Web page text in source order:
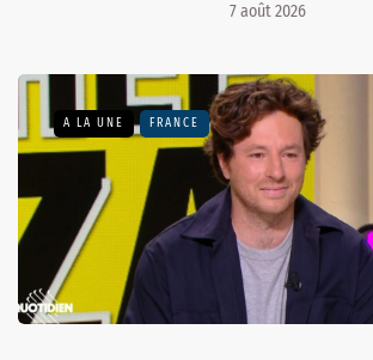
7 août 2026
A LA UNE FRANCE